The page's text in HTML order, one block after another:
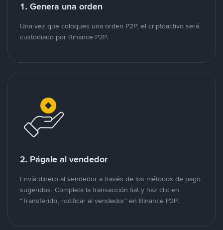
1. Genera una orden
Una vez que coloques una orden P2P, el criptoactivo será
custodiado por Binance P2P.
2. Págale al vendedor
Envía dinero al vendedor a través de los métodos de pago
sugeridos. Completa la transacción fiat y haz clic en
"Transferido, notificar al vendedor" en Binance P2P.